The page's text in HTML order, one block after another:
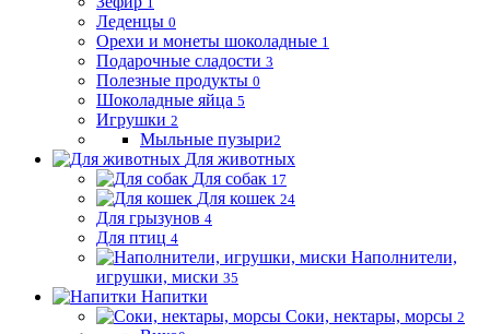
Леденцы 0
Орехи и монеты шоколадные 1
Подарочные сладости 3
Полезные продукты 0
Шоколадные яйца 5
Игрушки 2
Мыльные пузыри2
Для животных
Для собак 17
Для кошек 24
Для грызунов 4
Для птиц 4
Наполнители,
игрушки, миски 35
Напитки
Соки, нектары, морсы 2